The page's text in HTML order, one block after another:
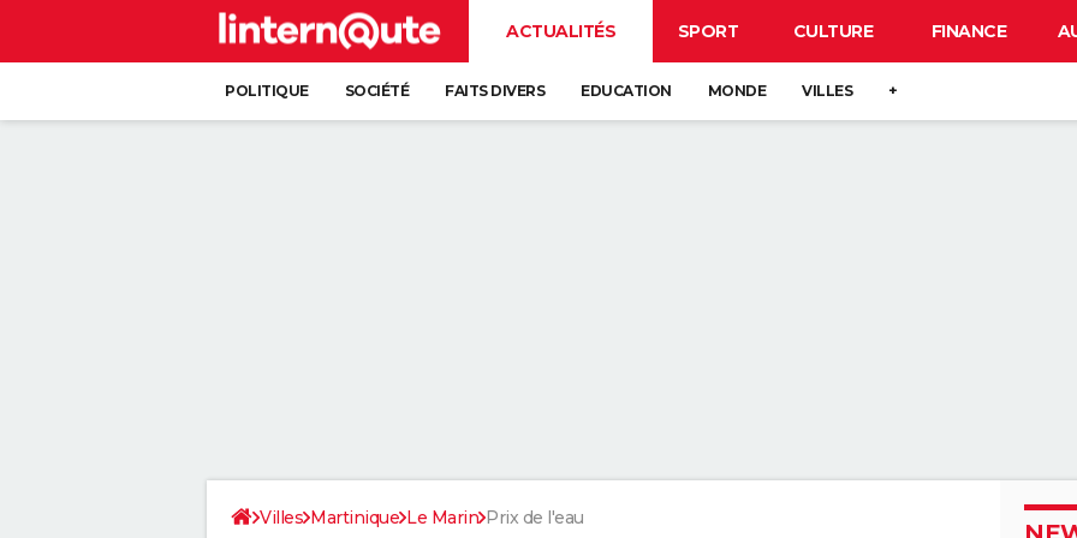
ACTUALITÉS SPORT CULTURE FINANCE
POLITIQUE SOCIÉTÉ FAITS DIVERS EDUCATION MONDE VILLES +
Villes Martinique Le Marin Prix de l'eau